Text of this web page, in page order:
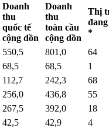
Doanh
thu
quốc tế
cộng dồn
Doanh
thu
toàn cầu
cộng dồn
Thị
*
550,5 801,0
64
68,5 68,5
1
112,7 242,3
68
256,0 436,8
55
267,5 392,0
18
42,5 42,9
4